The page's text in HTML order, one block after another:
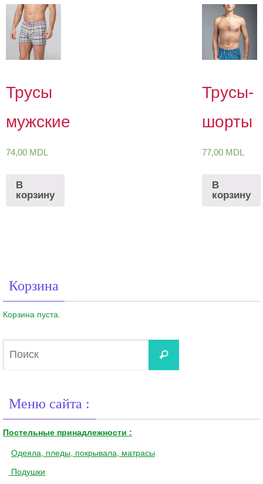
Трусы
мужские
74,00 MDL
В
корзину
Трусы-
шорты
77,00 MDL
В
корзину
Корзина
Корзина пуста.
Поиск
Меню сайта :
Постельные принадлежности :
Одеяла, пледы, покрывала, матрасы
Подушки